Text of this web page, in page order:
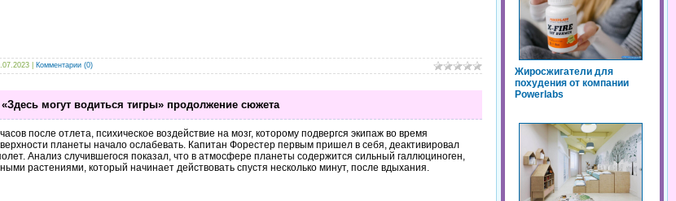
Комментарии (0)
могут водиться тигры» продолжение сюжета
после отлета, психическое воздействие на мозг, которому подвергся экипаж во время
планеты начало ослабевать. Капитан Форестер первым пришел в себя, деактивировал
Анализ случившегося показал, что в атмосфере планеты содержится сильный галлюциноген,
растениями, который начинает действовать спустя несколько минут, после вдыхания.
Жиросжигатели для
похудения от компании
Powerlabs